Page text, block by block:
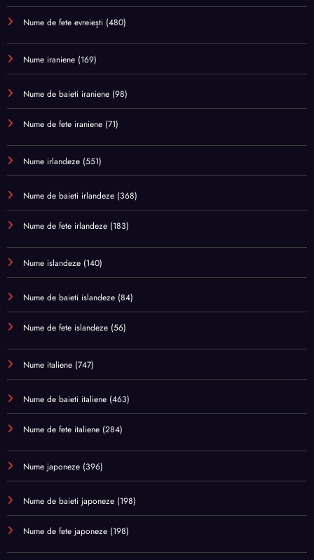
Nume de fete evreiești (480)
Nume iraniene (169)
Nume de baieti iraniene (98)
Nume de fete iraniene (71)
Nume irlandeze (551)
Nume de baieti irlandeze (368)
Nume de fete irlandeze (183)
Nume islandeze (140)
Nume de baieti islandeze (84)
Nume de fete islandeze (56)
Nume italiene (747)
Nume de baieti italiene (463)
Nume de fete italiene (284)
Nume japoneze (396)
Nume de baieti japoneze (198)
Nume de fete japoneze (198)